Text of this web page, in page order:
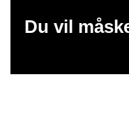
Du vil